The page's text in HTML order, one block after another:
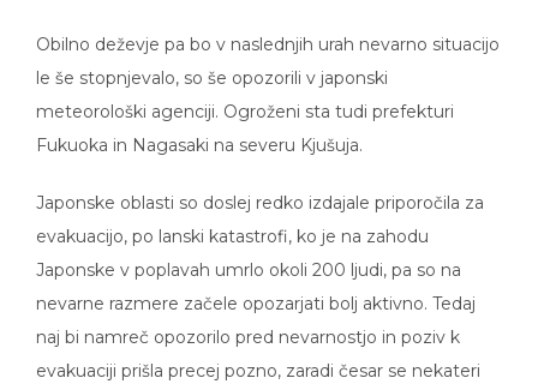
Obilno deževje pa bo v naslednjih urah nevarno situacijo
le še stopnjevalo, so še opozorili v japonski
meteorološki agenciji. Ogroženi sta tudi prefekturi
Fukuoka in Nagasaki na severu Kjušuja.
Japonske oblasti so doslej redko izdajale priporočila za
evakuacijo, po lanski katastrofi, ko je na zahodu
Japonske v poplavah umrlo okoli 200 ljudi, pa so na
nevarne razmere začele opozarjati bolj aktivno. Tedaj
naj bi namreč opozorilo pred nevarnostjo in poziv k
evakuaciji prišla precej pozno, zaradi česar se nekateri